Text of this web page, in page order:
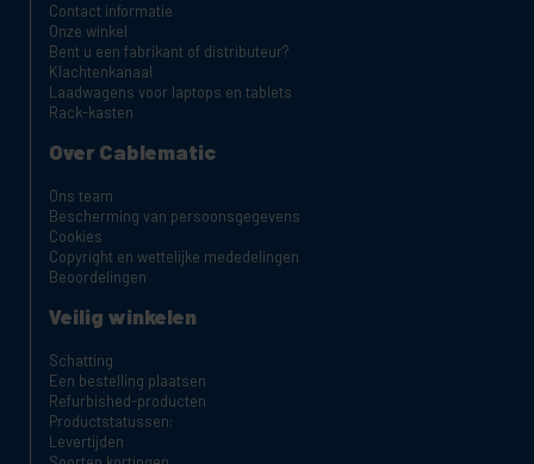
Contact informatie
Onze winkel
Bent u een fabrikant of distributeur?
Klachtenkanaal
Laadwagens voor laptops en tablets
Rack-kasten
Over Cablematic
Ons team
Bescherming van persoonsgegevens
Cookies
Copyright en wettelijke mededelingen
Beoordelingen
Veilig winkelen
Schatting
Een bestelling plaatsen
Refurbished-producten
Productstatussen:
Levertijden